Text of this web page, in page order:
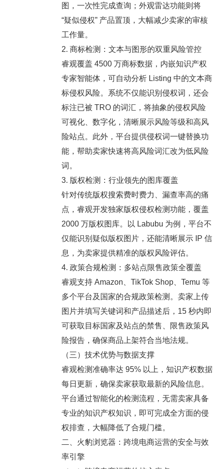
图，一次性完成查询；外观雷达功能则将
“疑似侵权” 产品置顶，大幅减少卖家的审核
工作量。
2. 商标检测：文本与图形的双重风险管控
睿观覆盖 4500 万商标数据，内嵌知识产权
专家智能体，可自动分析 Listing 中的文本商
标侵权风险。系统不仅能识别侵权词，还会
标注已被 TRO 的词汇，将抽象的侵权风险
可视化、数字化，清晰展示风险等级和高风
险站点。此外，平台提供侵权词一键替换功
能，帮助卖家快速将高风险词汇改为低风险
词。
3. 版权检测：行业领先的图库覆盖
针对传统版权搜索费时费力、漏查率高的痛
点，睿观开发独家版权侵权检测功能，覆盖
2000 万版权图库。以 Labubu 为例，平台不
仅能识别疑似版权图片，还能清晰展示 IP 信
息，为卖家提供精准的版权风险评估。
4. 政策合规检测：多站点限售政策全覆盖
睿观支持 Amazon、TikTok Shop、Temu 等
多个平台及国家的合规政策检测。卖家上传
图片并填写关键词和产品描述后，15 秒内即
可获取目标国家及站点的禁售、限售政策风
险报告，确保商品上架符合当地法规。
（三）技术优势与数据支撑
睿观检测准确率达 95% 以上，知识产权数据
每日更新，确保卖家获取最新的风险信息。
平台通过智能化的检测流程，无需卖家具备
专业的知识产权知识，即可完成全方面的侵
权排查，大幅降低了合规门槛。
二、火豹浏览器：跨境电商运营的安全与效
率引擎